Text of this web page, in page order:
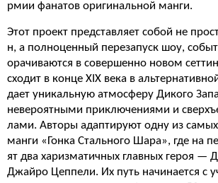
рмии фанатов оригинальной манги.
Этот проект представляет собой не
н, а полноценный перезапуск шоу,
орачиваются в совершенно новом
сходит в конце XIX века в
дает уникальную атмосферу Дикого
невероятными приключениями и
лами. Авторы адаптируют одну из
манги «Гонка Стального Шара», где на
ят два харизматичных главных героя —
Джайро Цеппели. Их путь начинается с